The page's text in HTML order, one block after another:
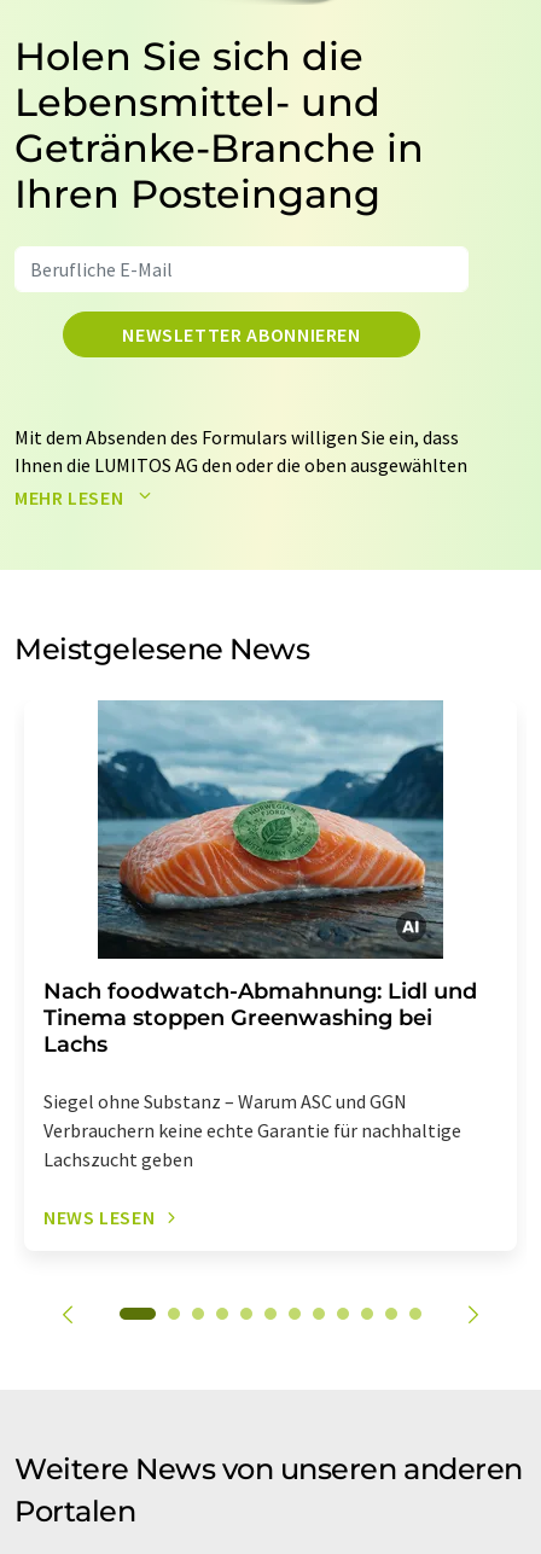
Holen Sie sich die
Lebensmittel- und
Getränke-Branche in
Ihren Posteingang
NEWSLETTER ABONNIEREN
Mit dem Absenden des Formulars willigen Sie ein, dass
Ihnen die LUMITOS AG den oder die oben ausgewählten
Newsletter per E-Mail zusendet. Ihre Daten werden
auf Basis unsererDatenschutzerklärung. LUMITOS darf
Meinungsforschung per E-Mail kontaktieren. Ihre
Einwilligung können Sie jederzeit ohne Angabe von
Str. 2, 12489 Berlin oder per E-Mail unter
widerruf@lumitos.commit Wirkung für die Zukunft
widerrufen. Zudem ist in jeder E-Mail ein Link zur
Abbestellung des entsprechenden Newsletters
enthalten.
MEHR LESEN
Meistgelesene News
Nach foodwatch-Abmahnung: Lidl und
Tinema stoppen Greenwashing bei
Lachs
Siegel ohne Substanz – Warum ASC und GGN
Verbrauchern keine echte Garantie für nachhaltige
Lachszucht geben
NEWS LESEN
Weitere News von unseren anderen
Portalen